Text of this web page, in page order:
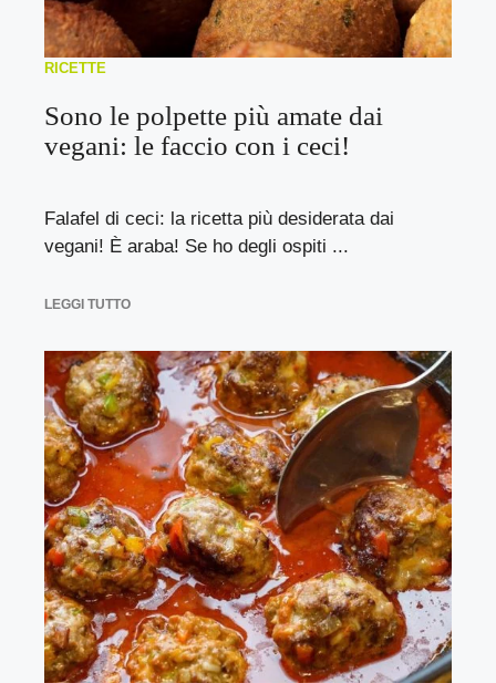
RICETTE
Sono le polpette più amate dai
vegani: le faccio con i ceci!
Falafel di ceci: la ricetta più desiderata dai
vegani! È araba! Se ho degli ospiti ...
LEGGI TUTTO